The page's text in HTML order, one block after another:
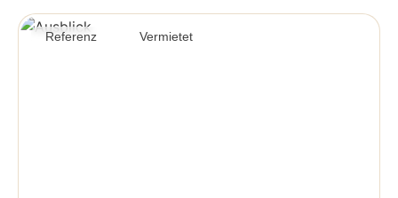
Referenz Vermietet